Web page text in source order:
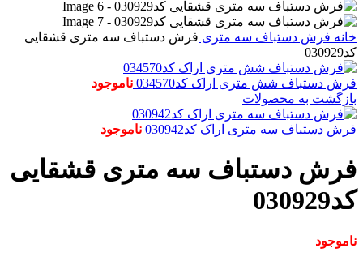
خانه فرش دستباف سه متری فرش دستباف سه متری قشقایی
کد030929
فرش دستباف شش متری اراک کد034570
ناموجود
بازگشت به محصولات
فرش دستباف سه متری اراک کد030942 ناموجود
فرش دستباف سه متری قشقایی
کد030929
ناموجود